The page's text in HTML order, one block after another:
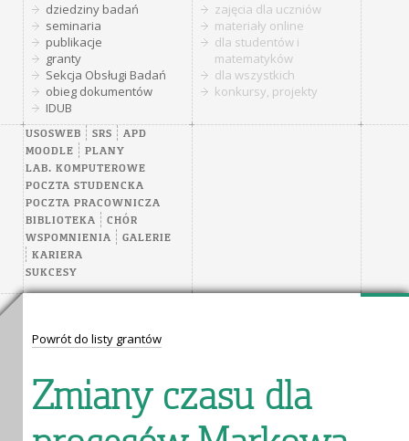
dziedziny badań
seminaria
publikacje
granty
Sekcja Obsługi Badań
obieg dokumentów
IDUB
zajęcia dla uczniów
materiały online
dla studentów i
matematyków
dla wszystkich
konkursy, projekty
USOSWEB SRS
APD
MOODLE
PLANY
LAB. KOMPUTEROWE
POCZTA STUDENCKA
POCZTA PRACOWNICZA
BIBLIOTEKA
CHÓR
WSPOMNIENIA
GALERIE
KARIERA
SUKCESY
Powrót do listy grantów
Zmiany czasu dla